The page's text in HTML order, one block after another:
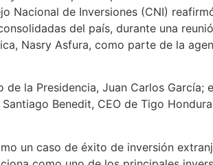
Nacional de Inversiones (CNI)
del país, durante una
Nasry Asfura, como parte de la
la Presidencia, Juan Carlos García;
Benedit, CEO de Tigo
un caso de éxito de inversión